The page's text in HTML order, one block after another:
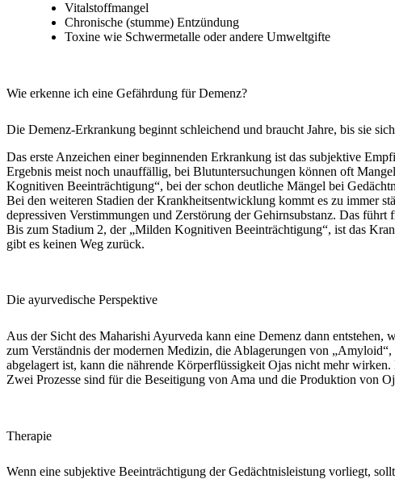
Vitalstoffmangel
Chronische (stumme) Entzündung
Toxine wie Schwermetalle oder andere Umweltgifte
Wie erkenne ich eine Gefährdung für Demenz?
Die Demenz-Erkrankung beginnt schleichend und braucht Jahre, bis sie
Das erste Anzeichen einer beginnenden Erkrankung ist das subjektive
Ergebnis meist noch unauffällig, bei Blutuntersuchungen können oft
Kognitiven Beeinträchtigung“, bei der schon deutliche Mängel bei
Bei den weiteren Stadien der Krankheitsentwicklung kommt es zu immer
depressiven Verstimmungen und Zerstörung der Gehirnsubstanz. Das
Bis zum Stadium 2, der „Milden Kognitiven Beeinträchtigung“, ist das
gibt es keinen Weg zurück.
Die ayurvedische Perspektive
Aus der Sicht des Maharishi Ayurveda kann eine Demenz dann
zum Verständnis der modernen Medizin, die Ablagerungen von
abgelagert ist, kann die nährende Körperflüssigkeit Ojas nicht mehr
Zwei Prozesse sind für die Beseitigung von Ama und die Produktion von
Therapie
Wenn eine subjektive Beeinträchtigung der Gedächtnisleistung vorliegt,